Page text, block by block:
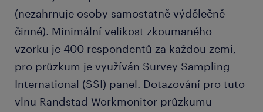
(nezahrnuje osoby samostatně výdělečně
činné). Minimální velikost zkoumaného
vzorku je 400 respondentů za každou zemi,
pro průzkum je využíván Survey Sampling
International (SSI) panel. Dotazování pro tuto
vlnu Randstad Workmonitor průzkumu